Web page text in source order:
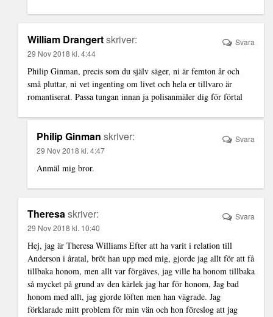
William Drangertskriver:
29 Nov 2018 kl. 4:44
Philip Ginman, precis som du själv säger, ni är femton år och
små pluttar, ni vet ingenting om livet och hela er tillvaro är
romantiserat. Passa tungan innan ja polisanmäler dig för förtal
Svara
Philip Ginman skriver:
29 Nov 2018 kl. 4:47
Anmäl mig bror.
Svara
Theresaskriver:
29 Nov 2018 kl. 10:40
Hej, jag är Theresa Williams Efter att ha varit i relation till
Anderson i åratal, bröt han upp med mig, gjorde jag allt för att få
tillbaka honom, men allt var förgäves, jag ville ha honom tillbaka
så mycket på grund av den kärlek jag har för honom, Jag bad
honom med allt, jag gjorde löften men han vägrade. Jag
förklarade mitt problem för min vän och hon föreslog att jag
Svara